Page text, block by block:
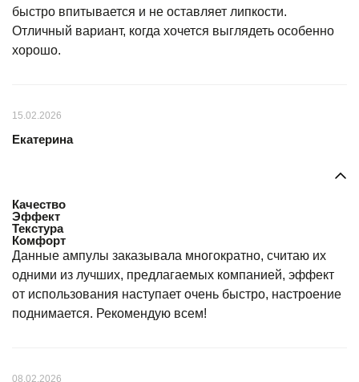
быстро впитывается и не оставляет липкости.
Отличный вариант, когда хочется выглядеть особенно
хорошо.
15.02.2026
Екатерина
Качество
Эффект
Текстура
Комфорт
Данные ампулы заказывала многократно, считаю их
одними из лучших, предлагаемых компанией, эффект
от использования наступает очень быстро, настроение
поднимается. Рекомендую всем!
08.02.2026